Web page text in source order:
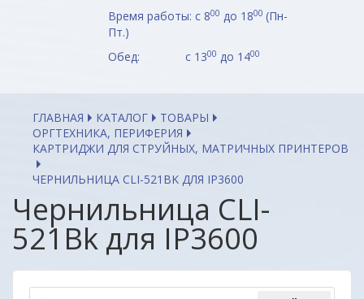
Время работы: с 800 до 1800 (Пн-
Пт.)
Обед: с 1300 до 1400
ГЛАВНАЯ КАТАЛОГ
ТОВАРЫ
ОРГТЕХНИКА, ПЕРИФЕРИЯ
КАРТРИДЖИ ДЛЯ СТРУЙНЫХ, МАТРИЧНЫХ ПРИНТЕРОВ
ЧЕРНИЛЬНИЦА CLI-521BK ДЛЯ IP3600
Чернильница CLI-
521Bk для IP3600